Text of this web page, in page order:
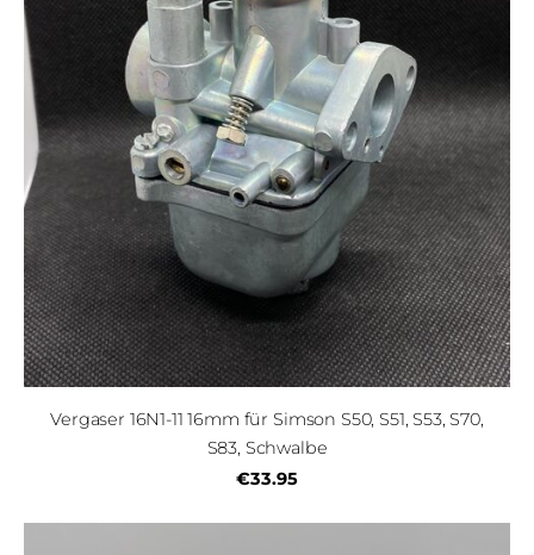
Vergaser 16N1-11 16mm für Simson S50, S51, S53, S70,
S83, Schwalbe
€33.95